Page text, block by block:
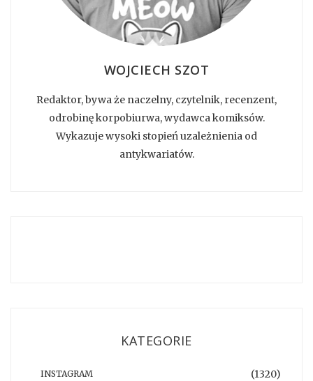
WOJCIECH SZOT
Redaktor, bywa że naczelny, czytelnik, recenzent,
odrobinę korpobiurwa, wydawca komiksów.
Wykazuje wysoki stopień uzależnienia od
antykwariatów.
KATEGORIE
INSTAGRAM (1320)